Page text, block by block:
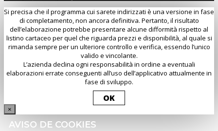
Si precisa che il programma cui sarete indirizzati è una versione in fase
di completamento, non ancora definitiva. Pertanto, il risultato
dell’elaborazione potrebbe presentare alcune difformità rispetto al
listino cartaceo per quel che riguarda prezzi e disponibilità, al quale si
rimanda sempre per un ulteriore controllo e verifica, essendo l’unico
valido e vincolante.
L’azienda declina ogni responsabilità in ordine a eventuali
elaborazioni errate conseguenti all’uso dell’applicativo attualmente in
fase di sviluppo.
OK
×
AVISO DE COOKIES